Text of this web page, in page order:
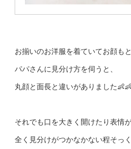
お揃いのお洋服を着ていてお顔も
パパさんに見分け方を伺うと、
丸顔と面長と違いがありました
それでも口を大きく開けたり表情
全く見分けがつかなかない程そっ